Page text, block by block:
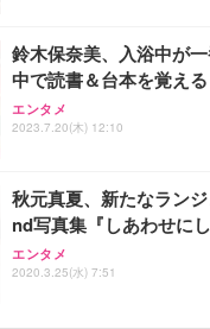
鈴木保奈美、入浴中が
中で読書＆台本を覚える
エンタメ
2023.7.20(木) 12:10
秋元真夏、新たなラン
nd写真集『しあわせにし
エンタメ
2020.3.25(水) 7:51